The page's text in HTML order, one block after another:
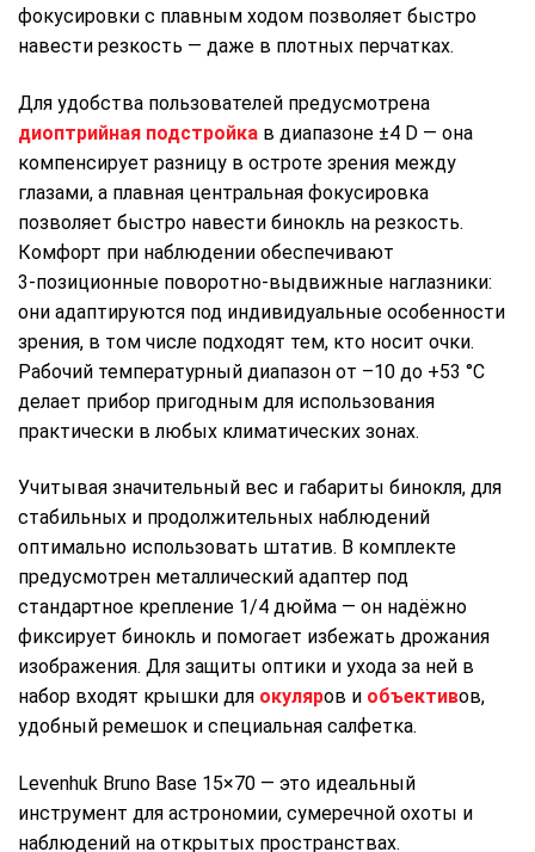
фокусировки с плавным ходом позволяет быстро
навести резкость — даже в плотных перчатках.
Для удобства пользователей предусмотрена
диоптрийная подстройка в диапазоне ±4 D — она
компенсирует разницу в остроте зрения между
глазами, а плавная центральная фокусировка
позволяет быстро навести бинокль на резкость.
Комфорт при наблюдении обеспечивают
3‑позиционные поворотно‑выдвижные наглазники:
они адаптируются под индивидуальные особенности
зрения, в том числе подходят тем, кто носит очки.
Рабочий температурный диапазон от –10 до +53 °C
делает прибор пригодным для использования
практически в любых климатических зонах.
Учитывая значительный вес и габариты бинокля, для
стабильных и продолжительных наблюдений
оптимально использовать штатив. В комплекте
предусмотрен металлический адаптер под
стандартное крепление 1/4 дюйма — он надёжно
фиксирует бинокль и помогает избежать дрожания
изображения. Для защиты оптики и ухода за ней в
набор входят крышки для окуляров и объективов,
удобный ремешок и специальная салфетка.
Levenhuk Bruno Base 15×70 — это идеальный
инструмент для астрономии, сумеречной охоты и
наблюдений на открытых пространствах.